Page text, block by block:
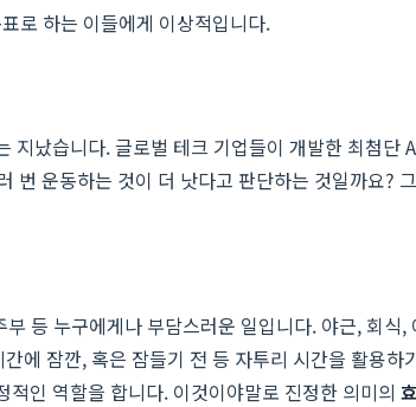
로 하는 이들에게 이상적입니다.
났습니다. 글로벌 테크 기업들이 개발한 최첨단
운동하는 것이 더 낫다고 판단하는 것일까요?
등 누구에게나 부담스러운 일입니다. 야근, 회
잠깐, 혹은 잠들기 전 등 자투리 시간을 활용
인 역할을 합니다. 이것이야말로 진정한 의미의